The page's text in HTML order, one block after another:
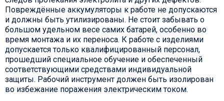
Повреждённые аккумуляторы к работе не допускаются
и должны быть утилизированы. Не стоит забывать о
большом удельном весе самих батарей, особенно во
время монтажа и их переноса. К работе с изделиями
допускается только квалифицированный персонал,
прошедший специальное обучение и обеспеченный
соответствующими средствами индивидуальной
защиты. Рабочий инструмент должен быть изолирован
во избежание поражения электрическим током.